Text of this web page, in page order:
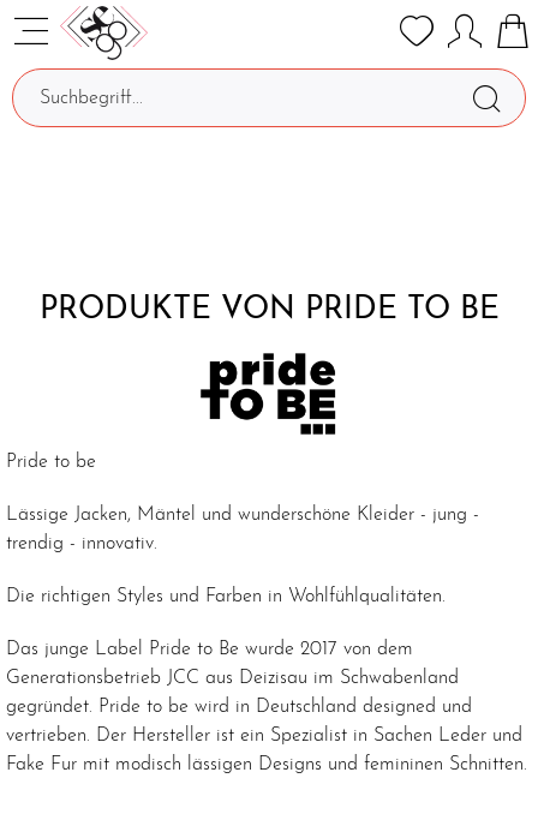
PRODUKTE VON PRIDE TO BE
Pride to be
Lässige Jacken, Mäntel und wunderschöne Kleider - jung -
trendig - innovativ.
Die richtigen Styles und Farben in Wohlfühlqualitäten.
Das junge Label Pride to Be wurde 2017 von dem
Generationsbetrieb JCC aus Deizisau im Schwabenland
gegründet. Pride to be wird in Deutschland designed und
vertrieben. Der Hersteller ist ein Spezialist in Sachen Leder und
Fake Fur mit modisch lässigen Designs und femininen Schnitten.